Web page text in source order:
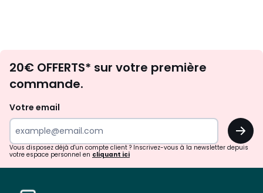
d'inspirations
surprises?
20€ OFFERTS* sur votre première
commande.
Votre email
OK
Vous disposez déjà d'un compte client ? Inscrivez-vous à la newsletter depuis
votre espace personnel en cliquant ici